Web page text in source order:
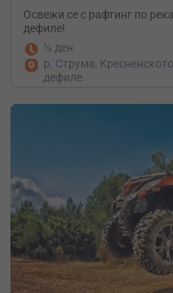
Освежи се с рафтинг по
дефиле!
½ ден
р. Струма, Кресненското
дефиле